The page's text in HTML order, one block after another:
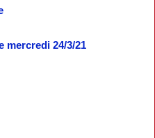
mercredi 24/3/21